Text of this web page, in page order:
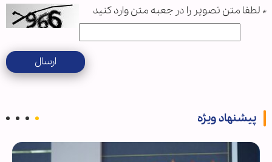
* لطفا متن تصویر را در جعبه متن وارد کنید
ارسال
پیشنهاد ویژه